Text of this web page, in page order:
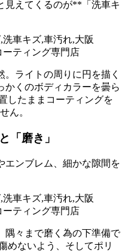
見えてくるのが**「洗車キ
ライトの周りに円を描く
かくのボディカラーを曇ら
したままコーティングを
ん。
「磨き」
エンブレム、細かな隙間を
隅々まで磨く為の下準備で
めないよう、そしてポリ